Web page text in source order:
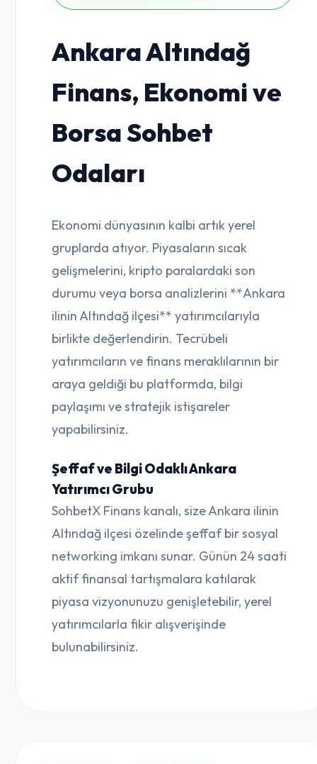
Ankara Altındağ
Finans, Ekonomi ve
Borsa Sohbet
Odaları
Ekonomi dünyasının kalbi artık yerel
gruplarda atıyor. Piyasaların sıcak
gelişmelerini, kripto paralardaki son
durumu veya borsa analizlerini **Ankara
ilinin Altındağ ilçesi** yatırımcılarıyla
birlikte değerlendirin. Tecrübeli
yatırımcıların ve finans meraklılarının bir
araya geldiği bu platformda, bilgi
paylaşımı ve stratejik istişareler
yapabilirsiniz.
Şeffaf ve Bilgi Odaklı Ankara
Yatırımcı Grubu
SohbetX Finans kanalı, size Ankara ilinin
Altındağ ilçesi özelinde şeffaf bir sosyal
networking imkanı sunar. Günün 24 saati
aktif finansal tartışmalara katılarak
piyasa vizyonunuzu genişletebilir, yerel
yatırımcılarla fikir alışverişinde
bulunabilirsiniz.